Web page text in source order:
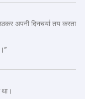
अपनी दिनचर्या तय करता